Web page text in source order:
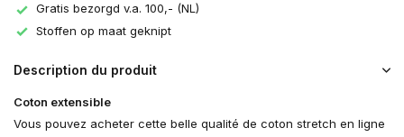
Gratis bezorgd v.a. 100,- (NL)
Stoffen op maat geknipt
Description du produit
Coton extensible
Vous pouvez acheter cette belle qualité de coton stretch en ligne